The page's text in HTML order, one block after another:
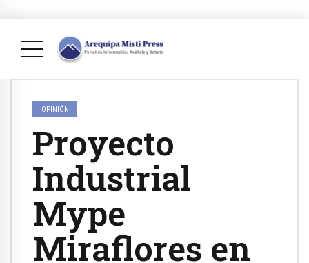
OPINIÓN
Proyecto
Industrial
Mype
Miraflores en